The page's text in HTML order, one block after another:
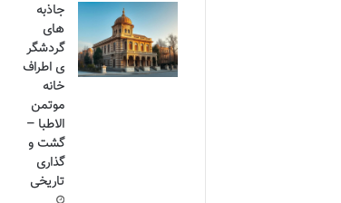
جاذبه
های
گردشگر
ی اطراف
خانه
موتمن
الاطبا –
گشت و
گذاری
تاریخی